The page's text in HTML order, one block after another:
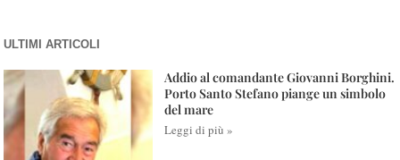
ULTIMI ARTICOLI
Addio al comandante Giovanni Borghini.
Porto Santo Stefano piange un simbolo
del mare
Leggi di più »